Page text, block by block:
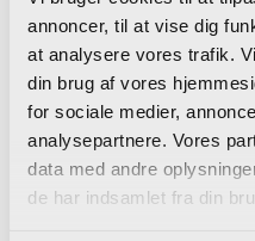
annoncer, til at vise dig
at analysere vores trafik.
din brug af vores
for sociale medier,
analysepartnere. Vores
data med andre
de har indsamlet fra din